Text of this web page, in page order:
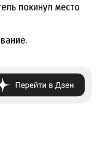
покинул место